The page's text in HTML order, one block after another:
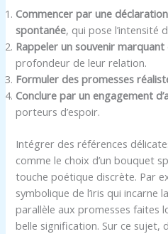
Commencer par une
spontanée, qui pose l’intensité
Rappeler un souvenir marquant
profondeur de leur relation.
Formuler des promesses
Conclure par un engagement
porteurs d’espoir.
Intégrer des références
comme le choix d’un bouquet
touche poétique discrète. Par
symbolique de l’iris qui incarne
parallèle aux promesses faites
belle signification. Sur ce sujet,